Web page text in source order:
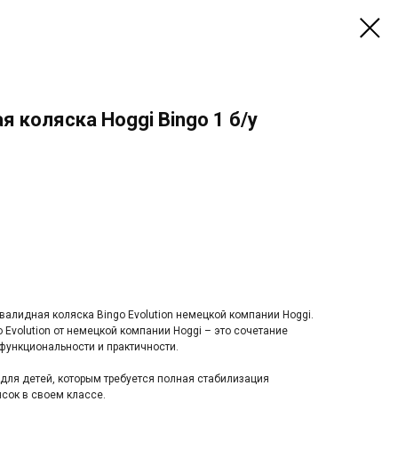
коляска Hoggi Bingo 1 б/у
коляска Bingo Evolution немецкой компании Hoggi.
от немецкой компании Hoggi – это сочетание
и практичности.
детей, которым требуется полная стабилизация
в своем классе.